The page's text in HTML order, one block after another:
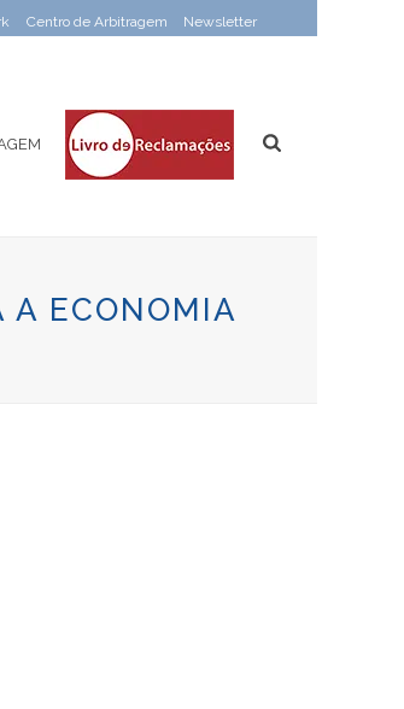
Newsletter
Centro de Arbitragem
A ECONOMIA